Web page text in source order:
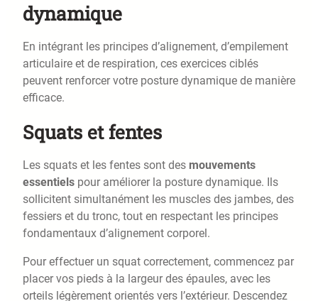
dynamique
En intégrant les principes d’alignement, d’empilement
articulaire et de respiration, ces exercices ciblés
peuvent renforcer votre posture dynamique de manière
efficace.
Squats et fentes
Les squats et les fentes sont des mouvements
essentiels pour améliorer la posture dynamique. Ils
sollicitent simultanément les muscles des jambes, des
fessiers et du tronc, tout en respectant les principes
fondamentaux d’alignement corporel.
Pour effectuer un squat correctement, commencez par
placer vos pieds à la largeur des épaules, avec les
orteils légèrement orientés vers l’extérieur. Descendez